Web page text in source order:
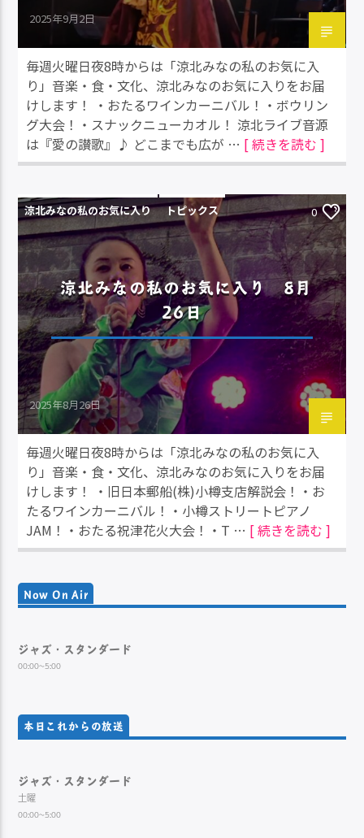
2025年9月2日
毎週火曜日夜8時からは「涼北みなの私のお気に入
り」音楽・食・文化、涼北みなのお気に入りをお届
けします！ ・おたるワインカーニバル！・ボウリン
グ大会！・スナックニューカオル！ 涼北ライブ音源
は『愛の讃歌』♪ どこまでも広が … [ 続きを読む ]
涼北みなの私のお気に入り トピックス 0
涼北みなの私のお気に入り 8月
26日
2025年8月26日
毎週火曜日夜8時からは「涼北みなの私のお気に入
り」音楽・食・文化、涼北みなのお気に入りをお届
けします！ ・旧日本郵船(株)小樽支店解説会！・お
たるワインカーニバル！・小樽ストリートピアノ
JAM！・おたる祝津花火大会！・T … [ 続きを読む ]
Now On Air
ジャズ・スタンダード
00:00~5:00
本日これからの放送
ジャズ・スタンダード
土曜
00:00~5:00